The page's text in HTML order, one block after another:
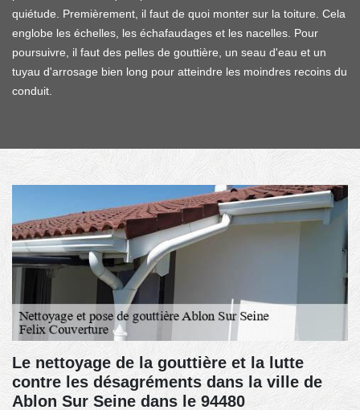
quiétude. Premièrement, il faut de quoi monter sur la toiture. Cela
englobe les échelles, les échafaudages et les nacelles. Pour
poursuivre, il faut des pelles de gouttière, un seau d'eau et un
tuyau d'arrosage bien long pour atteindre les moindres recoins du
conduit.
Le nettoyage de la gouttière et la lutte
contre les désagréments dans la ville de
Ablon Sur Seine dans le 94480